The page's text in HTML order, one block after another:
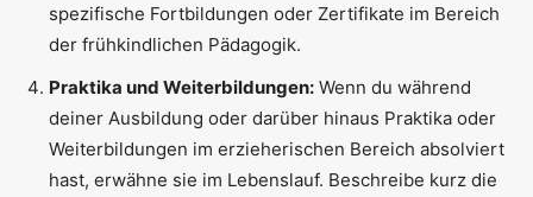
spezifische Fortbildungen oder Zertifikate im Bereich
der frühkindlichen Pädagogik.
Praktika und Weiterbildungen: Wenn du während
deiner Ausbildung oder darüber hinaus Praktika oder
Weiterbildungen im erzieherischen Bereich absolviert
hast, erwähne sie im Lebenslauf. Beschreibe kurz die